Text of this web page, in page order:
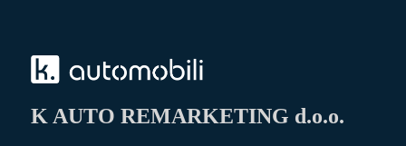
K AUTO REMARKETING d.o.o.